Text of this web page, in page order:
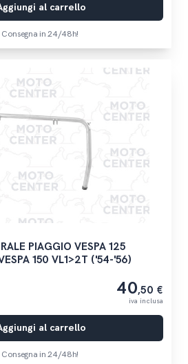
al carrello
Consegna in 24/48h!
PIAGGIO VESPA 125
150 VL1>2T ('54-'56)
40,50 €
iva inclusa
al carrello
Consegna in 24/48h!